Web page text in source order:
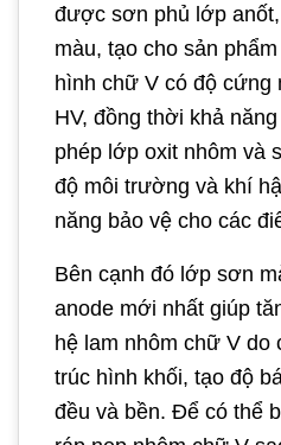
được sơn phủ lớp
màu, tạo cho sản
hình chữ V có độ cứng
HV, đồng thời khả
phép lớp oxit nhôm và
độ môi trường và khí
năng bảo vệ cho các
Bên cạnh đó lớp sơn
anode mới nhất giúp
hệ lam nhôm chữ V do
trúc hình khối, tạo độ
đều và bền. Để có thể